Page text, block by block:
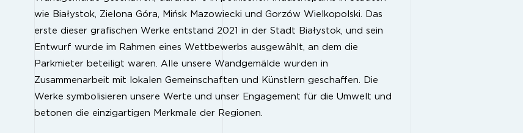
wie Białystok, Zielona Góra, Mińsk Mazowiecki und Gorzów Wielkopolski. Das
erste dieser grafischen Werke entstand 2021 in der Stadt Białystok, und sein
Entwurf wurde im Rahmen eines Wettbewerbs ausgewählt, an dem die
Parkmieter beteiligt waren. Alle unsere Wandgemälde wurden in
Zusammenarbeit mit lokalen Gemeinschaften und Künstlern geschaffen. Die
Werke symbolisieren unsere Werte und unser Engagement für die Umwelt und
betonen die einzigartigen Merkmale der Regionen.